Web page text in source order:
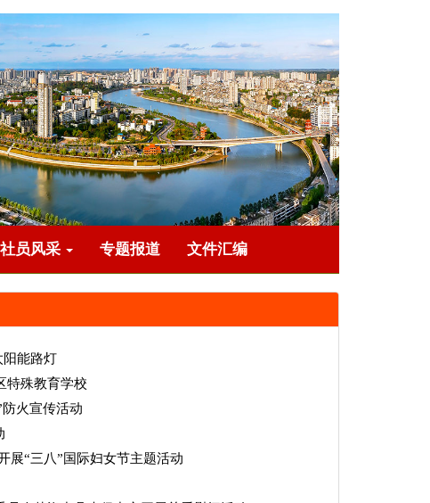
社员风采 专题报道 文件汇编
阳能路灯
殊教育学校
防火宣传活动
“三八”国际妇女节主题活动